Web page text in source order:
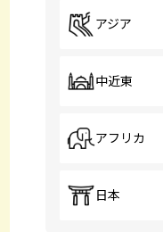
アジア
中近東
アフリカ
日本